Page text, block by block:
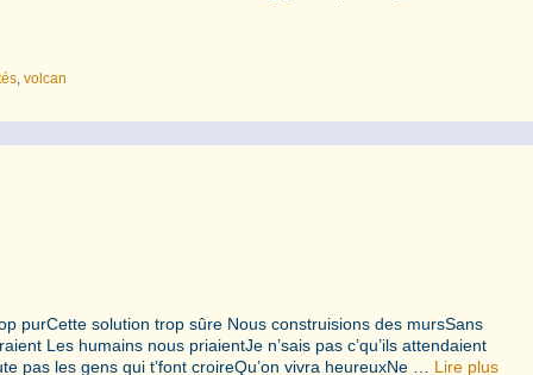
,volcan
purCette solution trop sûre Nous construisions des mursSans
Les humains nous priaientJe n’sais pas c’qu’ils attendaient
pas les gens qui t’font croireQu’on vivra heureuxNe … Lire plus